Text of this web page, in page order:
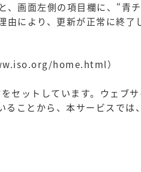
画面左側の項目欄に、“青
により、更新が正常に終了
home.html）
セットしています。ウェブ
ることから、本サービスで